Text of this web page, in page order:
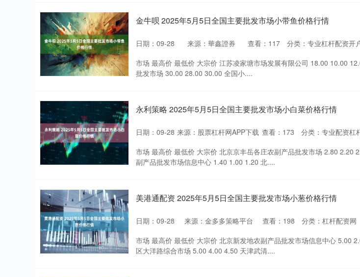
金牛呗 2025年5月5日全国主要批发市场小带鱼价格行情
日期：09-28 来源：華鑫證券 查看： 117 分类： 专业杠杆配资开
市场 最高价 最低价 大宗价 江苏凌家塘市场发展有限公司 18.00 10.00
批发市场 30.00 28.00 30.00 全国小....
永利策略 2025年5月5日全国主要批发市场小白菜价格行情
日期：09-28 来源：股票杠杆网APP下载 查看： 173 分类： 专业配资杠
市场 最高价 最低价 大宗价 北京京丰岳各庄农副产品批发市场 2.80 2.20
副产品批发市场信息中心 1.40 1.00 1.20 北....
美港通配资 2025年5月5日全国主要批发市场小葱价格行情
日期：09-28 来源：金多多策略平台 查看： 198 分类： 杠杆配资网
市场 最高价 最低价 大宗价 北京新发地农副产品批发市场信息中心 5.00
区大洋路综合市场 5.00 4.00 4.50 天津武清....